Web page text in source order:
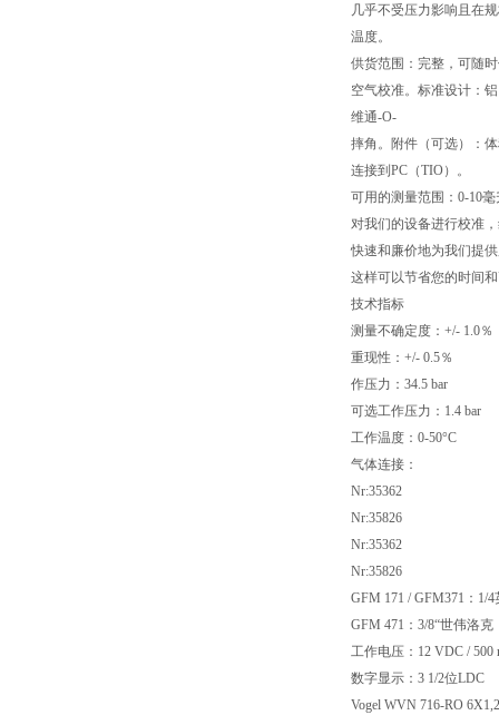
几乎不受压力影响且在
温度。
供货范围：完整，可随
空气校准。标准设计：
维通-O-
摔角。附件（可选）：
连接到PC（TIO）。
可用的测量范围：0-10
对我们的设备进行校准
快速和廉价地为我们提
这样可以节省您的时间
技术指标
测量不确定度：+/- 1.0％
重现性：+/- 0.5％
作压力：34.5 bar
可选工作压力：1.4 bar
工作温度：0-50°C
气体连接：
Nr:35362
Nr:35826
Nr:35362
Nr:35826
GFM 171 / GFM371：1/
GFM 471：3/8“世伟洛克
工作电压：12 VDC / 500
数字显示：3 1/2位
Vogel WVN 716-RO